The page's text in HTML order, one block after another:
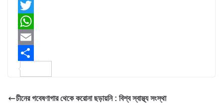
F
a
c
e
b
o
T
w
t
e
W
h
a
s
E
m
i
a
চীনের গবেষণাগার থেকে করোনা ছড়ায়নি : বিশ্ব স্বাস্থ্য সংস্থা